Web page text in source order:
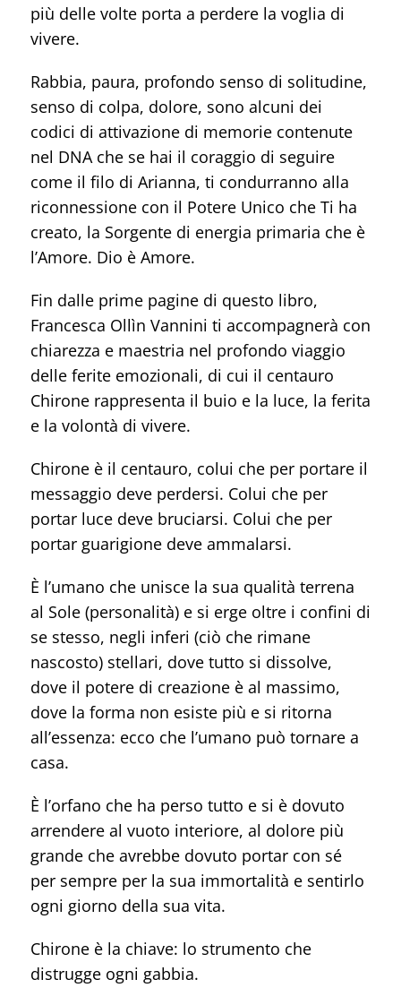
più delle volte porta a perdere la voglia di
vivere.
Rabbia, paura, profondo senso di solitudine,
senso di colpa, dolore, sono alcuni dei
codici di attivazione di memorie contenute
nel DNA che se hai il coraggio di seguire
come il filo di Arianna, ti condurranno alla
riconnessione con il Potere Unico che Ti ha
creato, la Sorgente di energia primaria che è
l’Amore. Dio è Amore.
Fin dalle prime pagine di questo libro,
Francesca Ollìn Vannini ti accompagnerà con
chiarezza e maestria nel profondo viaggio
delle ferite emozionali, di cui il centauro
Chirone rappresenta il buio e la luce, la ferita
e la volontà di vivere.
Chirone è il centauro, colui che per portare il
messaggio deve perdersi. Colui che per
portar luce deve bruciarsi. Colui che per
portar guarigione deve ammalarsi.
È l’umano che unisce la sua qualità terrena
al Sole (personalità) e si erge oltre i confini di
se stesso, negli inferi (ciò che rimane
nascosto) stellari, dove tutto si dissolve,
dove il potere di creazione è al massimo,
dove la forma non esiste più e si ritorna
all’essenza: ecco che l’umano può tornare a
casa.
È l’orfano che ha perso tutto e si è dovuto
arrendere al vuoto interiore, al dolore più
grande che avrebbe dovuto portar con sé
per sempre per la sua immortalità e sentirlo
ogni giorno della sua vita.
Chirone è la chiave: lo strumento che
distrugge ogni gabbia.